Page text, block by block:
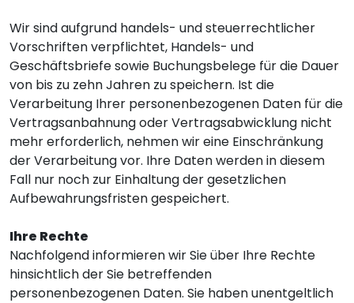
Wir sind aufgrund handels- und steuerrechtlicher
Vorschriften verpflichtet, Handels- und
Geschäftsbriefe sowie Buchungsbelege für die Dauer
von bis zu zehn Jahren zu speichern. Ist die
Verarbeitung Ihrer personenbezogenen Daten für die
Vertragsanbahnung oder Vertragsabwicklung nicht
mehr erforderlich, nehmen wir eine Einschränkung
der Verarbeitung vor. Ihre Daten werden in diesem
Fall nur noch zur Einhaltung der gesetzlichen
Aufbewahrungsfristen gespeichert.
Ihre Rechte
Nachfolgend informieren wir Sie über Ihre Rechte
hinsichtlich der Sie betreffenden
personenbezogenen Daten. Sie haben unentgeltlich